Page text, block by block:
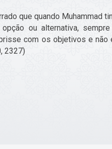
que quando Muhammad
opção ou alternativa,
com os objetivos e não
2327)